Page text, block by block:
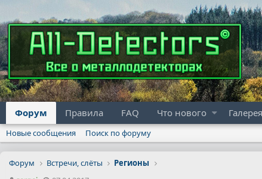
Форум Правила FAQ Что нового Галерея
Новые сообщения Поиск по форуму
Форум Встречи, слёты
Регионы